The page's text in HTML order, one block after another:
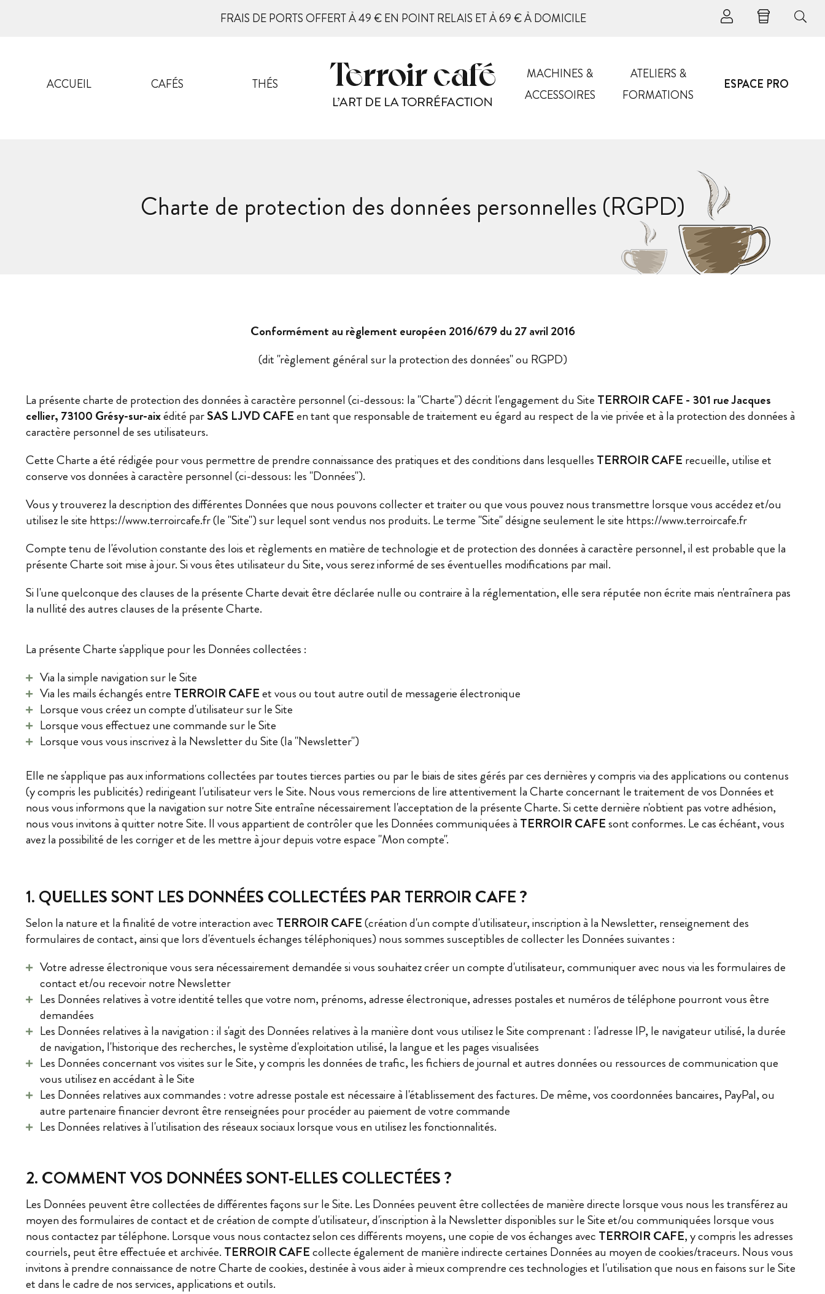
FRAIS DE PORTS OFFERT À 49 € EN POINT RELAIS ET À 69 € À DOMICILE
ACCUEIL CAFÉS THÉS
MACHINES &
ACCESSOIRES
ATELIERS &
FORMATIONS
ESPACE PRO
Charte de protection des données personnelles (RGPD)
Conformément au règlement européen 2016/679 du 27 avril 2016
(dit "règlement général sur la protection des données" ou RGPD)
La présente charte de protection des données à caractère personnel (ci-dessous: la "Charte") décrit l'engagement du Site TERROIR CAFE - 301 rue Jacques
cellier, 73100 Grésy-sur-aixédité parSAS LJVD CAFEen tant que responsable de traitement eu égard au respect de la vie privée et à la protection des données à
caractère personnel de ses utilisateurs.
Cette Charte a été rédigée pour vous permettre de prendre connaissance des pratiques et des conditions dans lesquelles TERROIR CAFE recueille, utilise et
conserve vos données à caractère personnel (ci-dessous: les "Données").
Vous y trouverez la description des différentes Données que nous pouvons collecter et traiter ou que vous pouvez nous transmettre lorsque vous accédez et/ou
utilisez le site https://www.terroircafe.fr(le "Site") sur lequel sont vendus nos produits. Le terme "Site" désigne seulement le site https://www.terroircafe.fr
Compte tenu de l'évolution constante des lois et règlements en matière de technologie et de protection des données à caractère personnel, il est probable que la
présente Charte soit mise à jour. Si vous êtes utilisateur du Site, vous serez informé de ses éventuelles modifications par mail.
Si l'une quelconque des clauses de la présente Charte devait être déclarée nulle ou contraire à la réglementation, elle sera réputée non écrite mais n'entraînera pas
la nullité des autres clauses de la présente Charte.
La présente Charte s'applique pour les Données collectées :
Via la simple navigation sur le Site
Via les mails échangés entre TERROIR CAFEet vous ou tout autre outil de messagerie électronique
Lorsque vous créez un compte d'utilisateur sur le Site
Lorsque vous effectuez une commande sur le Site
Lorsque vous vous inscrivez à la Newsletter du Site (la "Newsletter")
Elle ne s'applique pas aux informations collectées par toutes tierces parties ou par le biais de sites gérés par ces dernières y compris via des applications ou contenus
(y compris les publicités) redirigeant l'utilisateur vers le Site. Nous vous remercions de lire attentivement la Charte concernant le traitement de vos Données et
nous vous informons que la navigation sur notre Site entraîne nécessairement l'acceptation de la présente Charte. Si cette dernière n'obtient pas votre adhésion,
nous vous invitons à quitter notre Site. Il vous appartient de contrôler que les Données communiquées à TERROIR CAFEsont conformes. Le cas échéant, vous
avez la possibilité de les corriger et de les mettre à jour depuis votre espace "Mon compte".
1. QUELLES SONT LES DONNÉES COLLECTÉES PAR TERROIR CAFE ?
Selon la nature et la finalité de votre interaction avec TERROIR CAFE(création d'un compte d'utilisateur, inscription à la Newsletter, renseignement des
formulaires de contact, ainsi que lors d'éventuels échanges téléphoniques) nous sommes susceptibles de collecter les Données suivantes :
Votre adresse électronique vous sera nécessairement demandée si vous souhaitez créer un compte d'utilisateur, communiquer avec nous via les formulaires de
contact et/ou recevoir notre Newsletter
Les Données relatives à votre identité telles que votre nom, prénoms, adresse électronique, adresses postales et numéros de téléphone pourront vous être
demandées
Les Données relatives à la navigation : il s'agit des Données relatives à la manière dont vous utilisez le Site comprenant : l'adresse IP, le navigateur utilisé, la durée
de navigation, l'historique des recherches, le système d'exploitation utilisé, la langue et les pages visualisées
Les Données concernant vos visites sur le Site, y compris les données de trafic, les fichiers de journal et autres données ou ressources de communication que
vous utilisez en accédant à le Site
Les Données relatives aux commandes : votre adresse postale est nécessaire à l'établissement des factures. De même, vos coordonnées bancaires, PayPal, ou
autre partenaire financier devront être renseignées pour procéder au paiement de votre commande
Les Données relatives à l'utilisation des réseaux sociaux lorsque vous en utilisez les fonctionnalités.
2. COMMENT VOS DONNÉES SONT-ELLES COLLECTÉES ?
Les Données peuvent être collectées de différentes façons sur le Site. Les Données peuvent être collectées de manière directe lorsque vous nous les transférez au
moyen des formulaires de contact et de création de compte d'utilisateur, d'inscription à la Newsletter disponibles sur le Site et/ou communiquées lorsque vous
nous contactez par téléphone. Lorsque vous nous contactez selon ces différents moyens, une copie de vos échanges avec TERROIR CAFE, y compris les adresses
courriels, peut être effectuée et archivée. TERROIR CAFEcollecte également de manière indirecte certaines Données au moyen de cookies/traceurs. Nous vous
invitons à prendre connaissance de notre Charte de cookies, destinée à vous aider à mieux comprendre ces technologies et l'utilisation que nous en faisons sur le Site
et dans le cadre de nos services, applications et outils.